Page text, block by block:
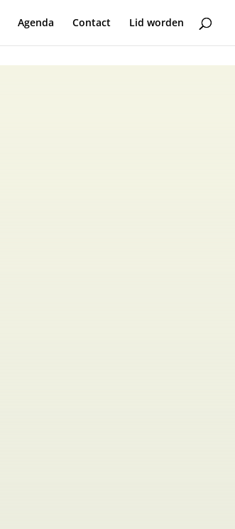
Agenda Contact Lid worden